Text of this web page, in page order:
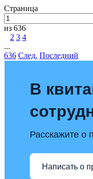
Страница
из 636
2 3 4
...
636 След. Последний
В
Расскажите о
Написать о